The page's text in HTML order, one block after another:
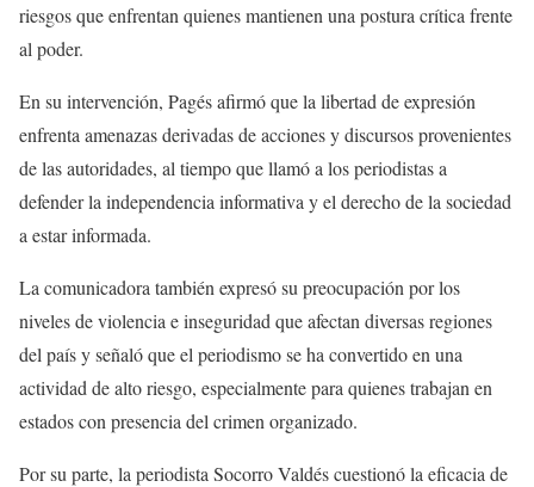
riesgos que enfrentan quienes mantienen una postura crítica frente
al poder.
En su intervención, Pagés afirmó que la libertad de expresión
enfrenta amenazas derivadas de acciones y discursos provenientes
de las autoridades, al tiempo que llamó a los periodistas a
defender la independencia informativa y el derecho de la sociedad
a estar informada.
La comunicadora también expresó su preocupación por los
niveles de violencia e inseguridad que afectan diversas regiones
del país y señaló que el periodismo se ha convertido en una
actividad de alto riesgo, especialmente para quienes trabajan en
estados con presencia del crimen organizado.
Por su parte, la periodista Socorro Valdés cuestionó la eficacia de